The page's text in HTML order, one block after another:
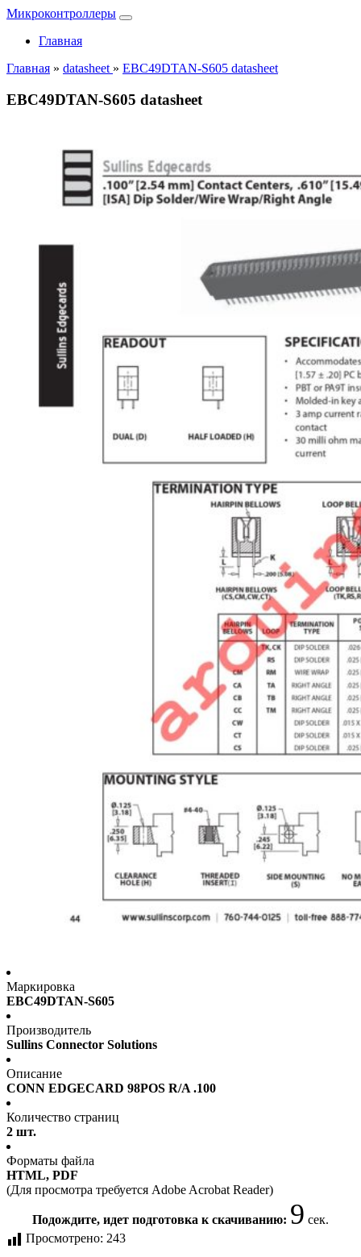
Микроконтроллеры
Главная
Главная » datasheet » EBC49DTAN-S605 datasheet
EBC49DTAN-S605 datasheet
Маркировка
EBC49DTAN-S605
Производитель
Sullins Connector Solutions
Описание
CONN EDGECARD 98POS R/A .100
Количество страниц
2 шт.
Форматы файла
HTML, PDF
(Для просмотра требуется Adobe Acrobat Reader)
Подождите, идет подготовка к скачиванию: 9 сек.
Просмотрено: 243